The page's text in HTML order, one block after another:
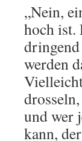
„Nein,
hoch ist.
werden
und wer
kann,